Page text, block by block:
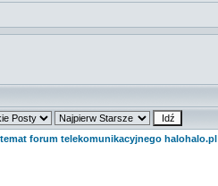
forum telekomunikacyjnego halohalo.pl